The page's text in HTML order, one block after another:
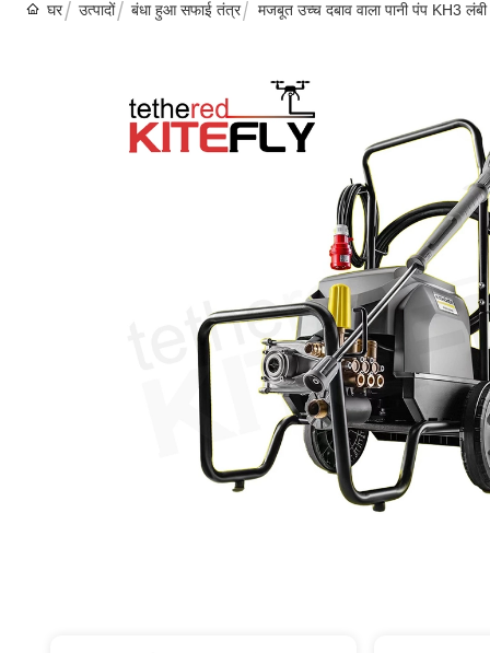
घर उत्पादों बंधा हुआ सफाई तंत्र मजबूत उच्च दबाव वाला पानी पंप KH3